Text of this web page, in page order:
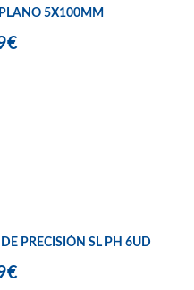
DESTORNILLADOR PLANO 5X100MM
PRECISIÓN SL PH 6UD